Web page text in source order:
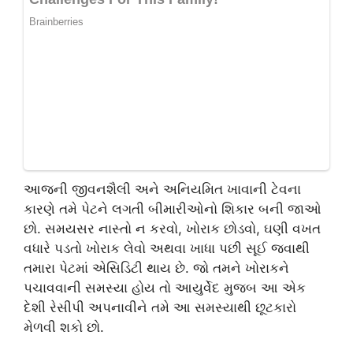
આજની જીવનશૈલી અને અનિયમિત ખાવાની ટેવના
કારણે તમે પેટને લગતી બીમારીઓનો શિકાર બની જાઓ
છો. સમયસર નાસ્તો ન કરવો, ખોરાક છોડવો, ઘણી વખત
વધારે પડતો ખોરાક લેવો અથવા ખાધા પછી સૂઈ જવાથી
તમારા પેટમાં એસિડિટી થાય છે. જો તમને ખોરાકને
પચાવવાની સમસ્યા હોય તો આયુર્વેદ મુજબ આ એક
દેશી રેસીપી અપનાવીને તમે આ સમસ્યાથી છૂટકારો
મેળવી શકો છો.